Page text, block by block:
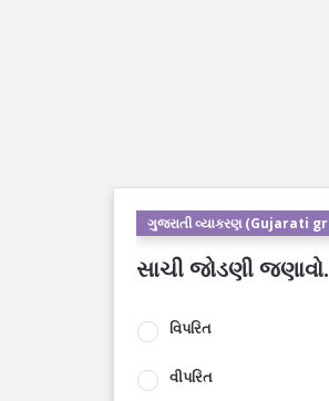
ગુજરાતી વ્યાકરણ (Gujarati
સાચી જોડણી જણાવો.
વિપરિત
વીપરિત